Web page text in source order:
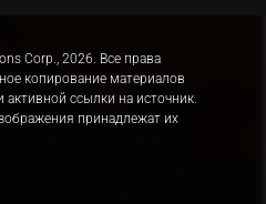
Corp., 2026. Все права
копирование материалов
ссылки на источник.
принадлежат их